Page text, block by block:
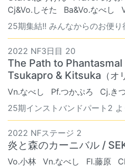
Cj&Vo.しそた
Ba&Vo.なべし
25期集結!! みんなからのお便り
2022 NF3日目 20
The Path to
Tsukapro & Kitsuka （オ
Vn.なべし Pf.つかぷろ
Cj.き
25期インストバンドパート2
2022 NFステージ 2
炎と森のカーニバル /
Vo.小林 Vn.なべし Fl.藤原